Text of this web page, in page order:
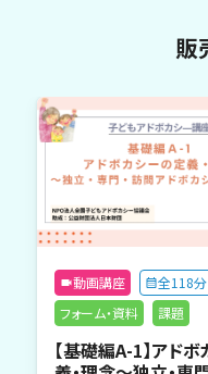
販
動画講座
全118分
フォーム・資料
課題
【基礎編A-1】アド